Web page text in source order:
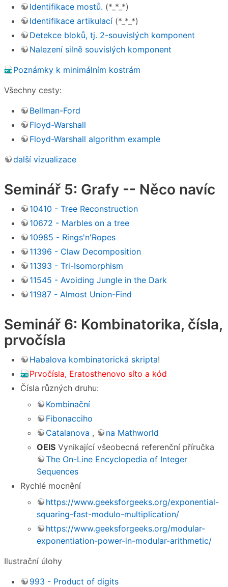
Identifikace mostů. (*_*_*)
Identifikace artikulací (*_*_*)
Detekce bloků, tj. 2-souvislých komponent
Nalezení silně souvislých komponent
Poznámky k minimálním kostrám
Všechny cesty:
Bellman-Ford
Floyd-Warshall
Floyd-Warshall algorithm example
další vizualizace
Seminář 5: Grafy -- Něco navíc
10410 - Tree Reconstruction
10672 - Marbles on a tree
10985 - Rings'n'Ropes
11396 - Claw Decomposition
11393 - Tri-Isomorphism
11545 - Avoiding Jungle in the Dark
11987 - Almost Union-Find
Seminář 6: Kombinatorika, čísla,
prvočísla
Habalova kombinatorická skripta!
Prvočísla, Eratosthenovo síto a kód
Čísla různých druhu:
Kombinační
Fibonacciho
Catalanova ,
na Mathworld
OEIS Vynikající všeobecná referenční příručka
The On-Line Encyclopedia of Integer
Sequences
Rychlé mocnění
https://www.geeksforgeeks.org/exponential-
squaring-fast-modulo-multiplication/
https://www.geeksforgeeks.org/modular-
exponentiation-power-in-modular-arithmetic/
Ilustrační úlohy
993 - Product of digits